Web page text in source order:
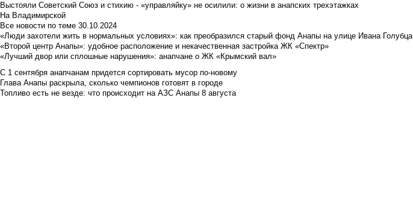
Выстояли Советский Союз и стихию - «управляйку» не осилили: о жизни в анапских трехэтажках
На Владимирской
Все новости по теме 30.10.2024
«Люди захотели жить в нормальных условиях»: как преобразился старый фонд Анапы на улице Ивана Голубца
«Второй центр Анапы»: удобное расположение и некачественная застройка ЖК «Спектр»
«Лучший двор или сплошные нарушения»: анапчане о ЖК «Крымский вал»
С 1 сентября анапчанам придется сортировать мусор по-новому
Глава Анапы раскрыла, сколько чемпионов готовят в городе
Топливо есть не везде: что происходит на АЗС Анапы 8 августа